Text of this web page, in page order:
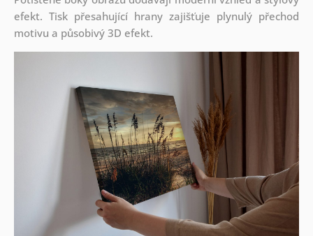
efekt. Tisk přesahující hrany zajišťuje plynulý přechod
motivu a působivý 3D efekt.